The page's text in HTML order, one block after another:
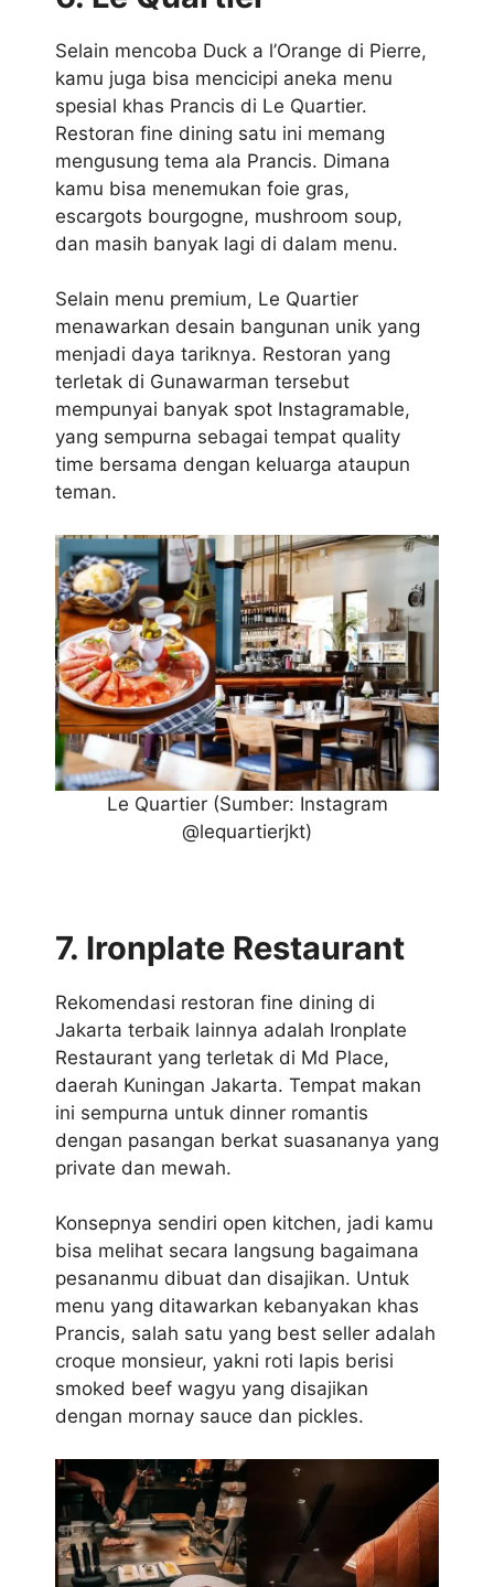
Selain mencoba Duck a l’Orange di Pierre,
kamu juga bisa mencicipi aneka menu
spesial khas Prancis di Le Quartier.
Restoran fine dining satu ini memang
mengusung tema ala Prancis. Dimana
kamu bisa menemukan foie gras,
escargots bourgogne, mushroom soup,
dan masih banyak lagi di dalam menu.
Selain menu premium, Le Quartier
menawarkan desain bangunan unik yang
menjadi daya tariknya. Restoran yang
terletak di Gunawarman tersebut
mempunyai banyak spot Instagramable,
yang sempurna sebagai tempat quality
time bersama dengan keluarga ataupun
teman.
Le Quartier(Sumber: Instagram
@lequartierjkt)
7. Ironplate Restaurant
Rekomendasi restoran fine dining di
Jakarta terbaik lainnya adalah Ironplate
Restaurant yang terletak di Md Place,
daerah Kuningan Jakarta. Tempat makan
ini sempurna untuk dinner romantis
dengan pasangan berkat suasananya yang
private dan mewah.
Konsepnya sendiri open kitchen, jadi kamu
bisa melihat secara langsung bagaimana
pesananmu dibuat dan disajikan. Untuk
menu yang ditawarkan kebanyakan khas
Prancis, salah satu yang best seller adalah
croque monsieur, yakni roti lapis berisi
smoked beef wagyu yang disajikan
dengan mornay sauce dan pickles.